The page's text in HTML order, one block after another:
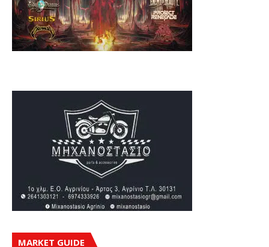
MARKET GUIDE